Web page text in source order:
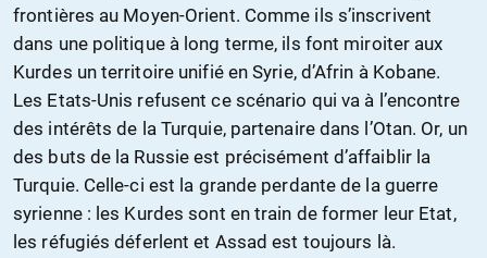
frontières au Moyen-Orient. Comme ils s’inscrivent
dans une politique à long terme, ils font miroiter aux
Kurdes un territoire unifié en Syrie, d’Afrin à Kobane.
Les Etats-Unis refusent ce scénario qui va à l’encontre
des intérêts de la Turquie, partenaire dans l’Otan. Or, un
des buts de la Russie est précisément d’affaiblir la
Turquie. Celle-ci est la grande perdante de la guerre
syrienne : les Kurdes sont en train de former leur Etat,
les réfugiés déferlent et Assad est toujours là.